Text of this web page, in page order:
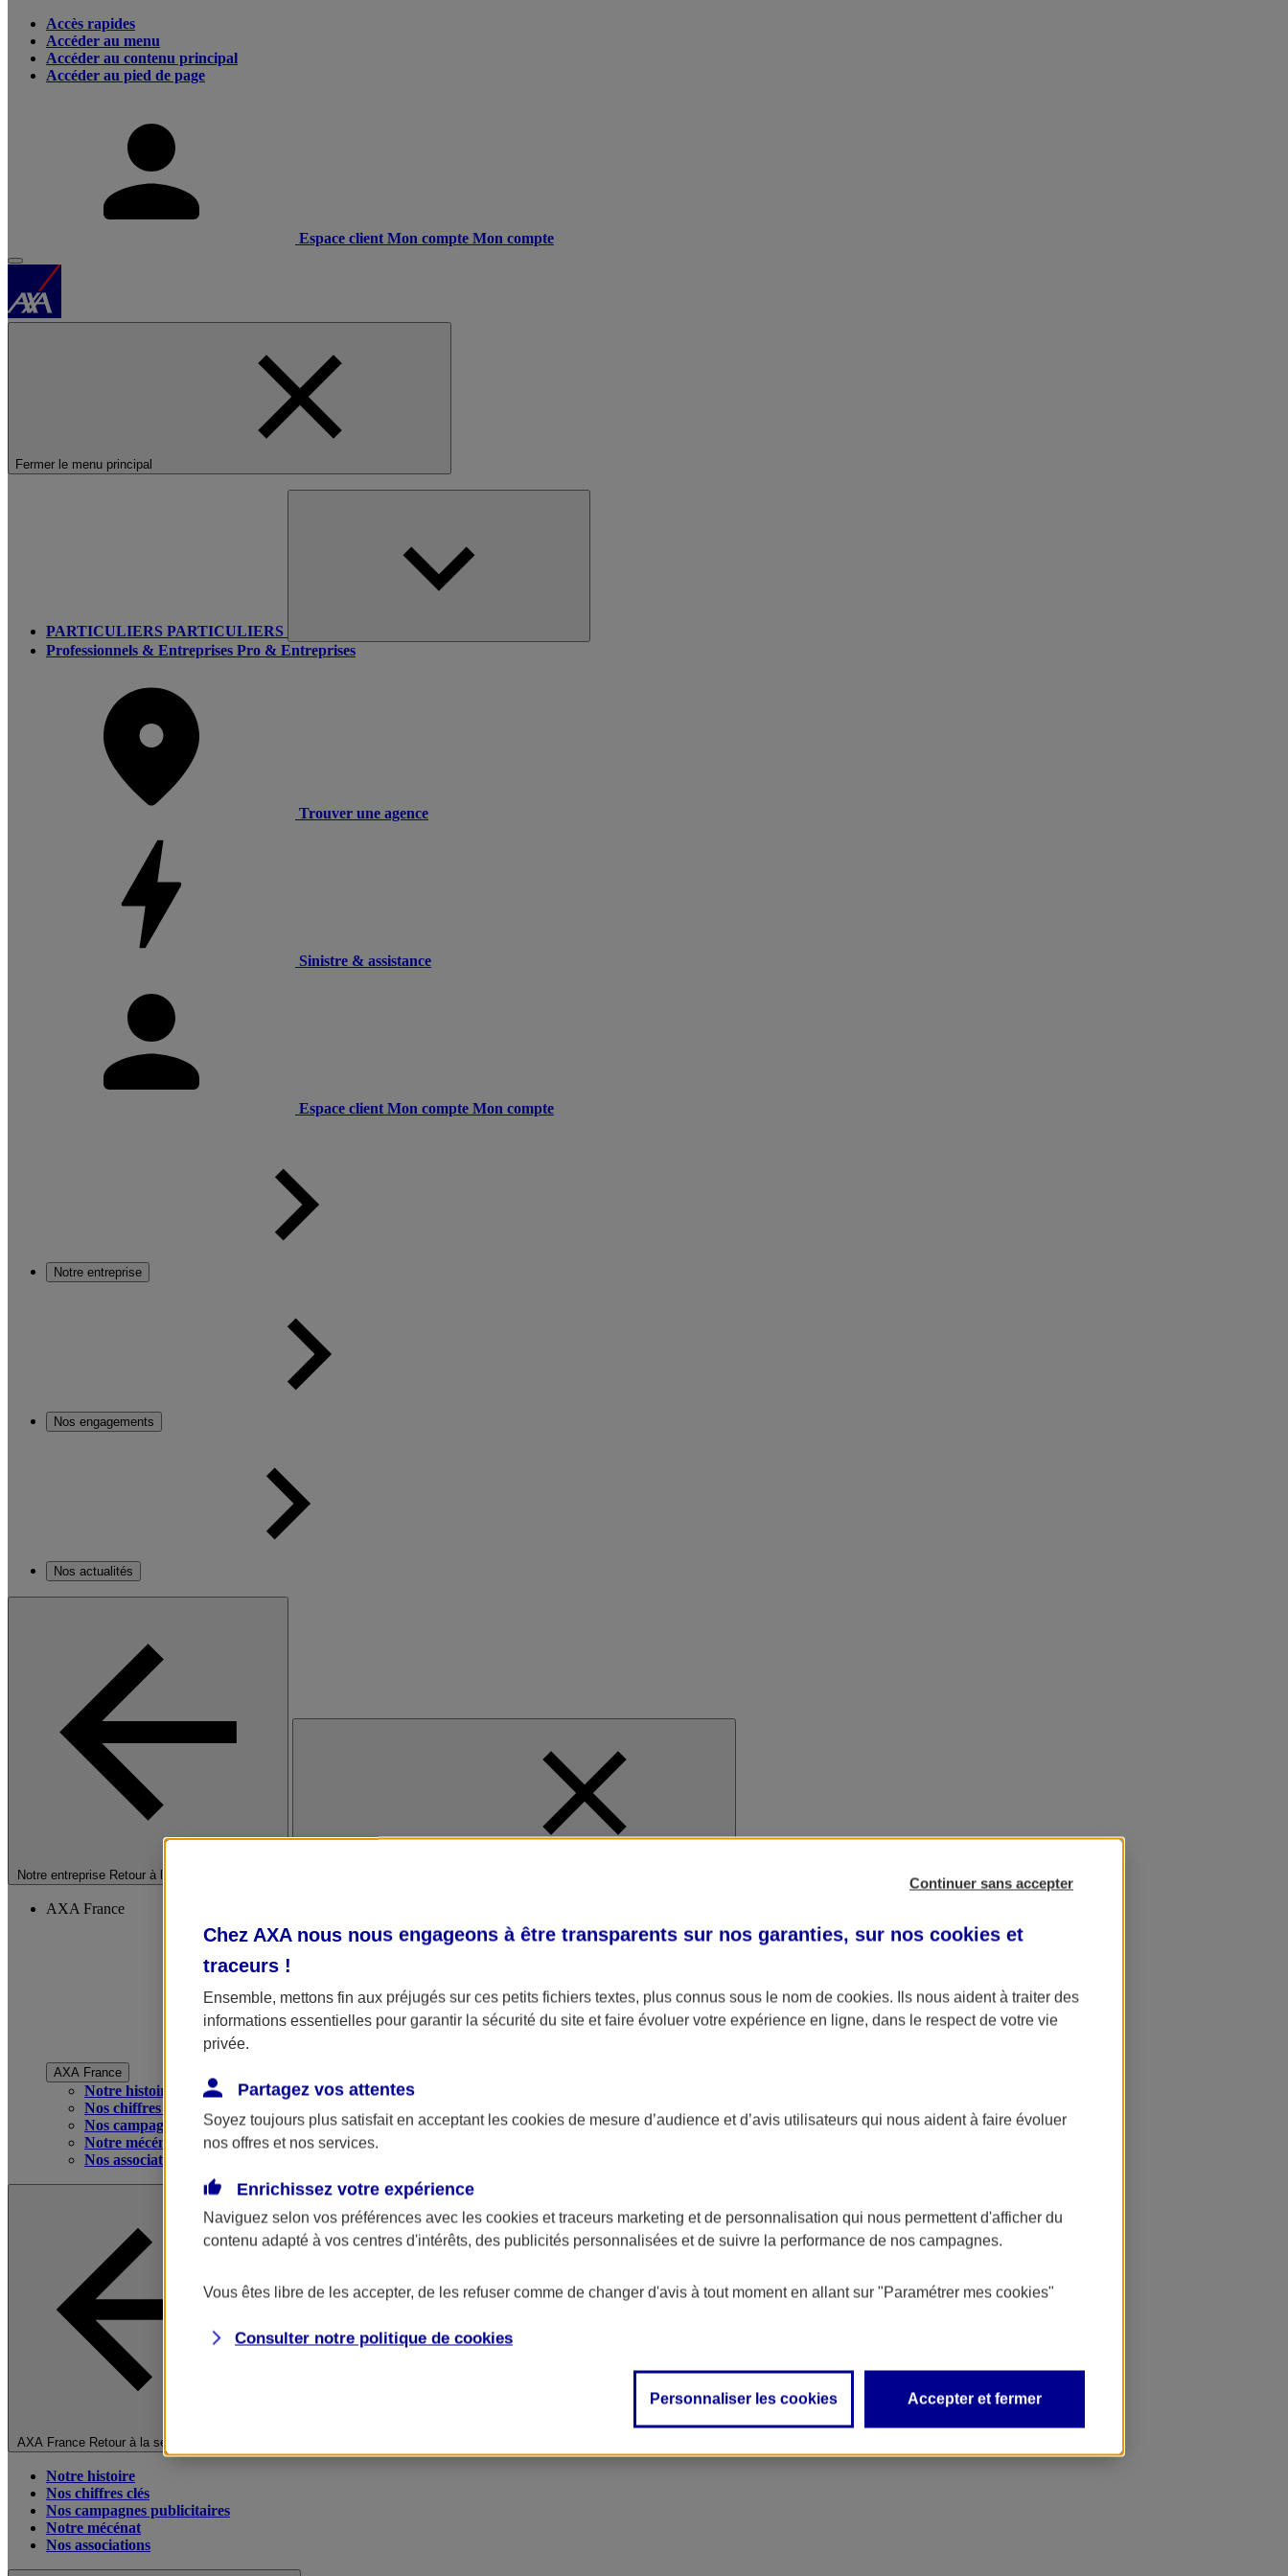
Accès rapides
Accéder au menu
Accéder au contenu principal
Accéder au pied de page
Espace client Mon compte Mon compte
Fermer le menu principal
PARTICULIERS PARTICULIERS
Professionnels & Entreprises Pro & Entreprises
Trouver une agence
Sinistre & assistance
Espace client Mon compte Mon compte
Notre entreprise
Nos engagements
Nos actualités
Notre entreprise Retour à la section précédente
AXA France
AXA France
Notre histoire
Nos chiffres clés
Nos campagnes publicitaires
Notre mécénat
Nos associations
AXA France Retour à la section précédente
Notre histoire
Nos chiffres clés
Nos campagnes publicitaires
Notre mécénat
Nos associations
Continuer sans accepter
Chez AXA nous nous engageons à être transparents sur nos garanties, sur nos cookies et
traceurs !
Ensemble, mettons fin aux préjugés sur ces petits fichiers textes, plus connus sous le nom de cookies. Ils nous aident à traiter des
informations essentielles pour garantir la sécurité du site et faire évoluer votre expérience en ligne, dans le respect de votre vie
privée.
Partagez vos attentes
Soyez toujours plus satisfait en acceptant les cookies de mesure d’audience et d’avis utilisateurs qui nous aident à faire évoluer
nos offres et nos services.
Enrichissez votre expérience
Naviguez selon vos préférences avec les cookies et traceurs marketing et de personnalisation qui nous permettent d'afficher du
contenu adapté à vos centres d'intérêts, des publicités personnalisées et de suivre la performance de nos campagnes.
Vous êtes libre de les accepter, de les refuser comme de changer d'avis à tout moment en allant sur "Paramétrer mes cookies"
Consulter notre politique de cookies
Personnaliser les cookies Accepter et fermer